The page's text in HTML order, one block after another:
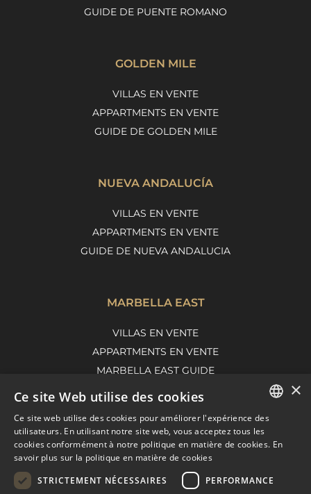
GUIDE DE PUENTE ROMANO
GOLDEN MILE
VILLAS EN VENTE
APPARTMENTS EN VENTE
GUIDE DE GOLDEN MILE
NUEVA ANDALUCÍA
VILLAS EN VENTE
APPARTMENTS EN VENTE
GUIDE DE NUEVA ANDALUCIA
MARBELLA EAST
VILLAS EN VENTE
APPARTMENTS EN VENTE
MARBELLA EAST GUIDE
SPANISH
×
Ce site Web utilise des cookies
Ce site web utilise des cookies pour améliorer l'expérience des
utilisateurs. En utilisant notre site web, vous acceptez tous les
cookies conformément à notre politique en matière de cookies. En
savoir plus sur la politique en matière de cookies
STRICTEMENT NÉCESSAIRES
PERFORMANCE